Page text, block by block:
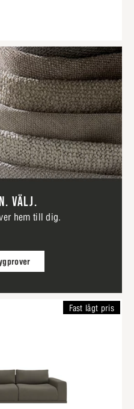
VÄLJ.
hem till dig.
Fast lågt pris